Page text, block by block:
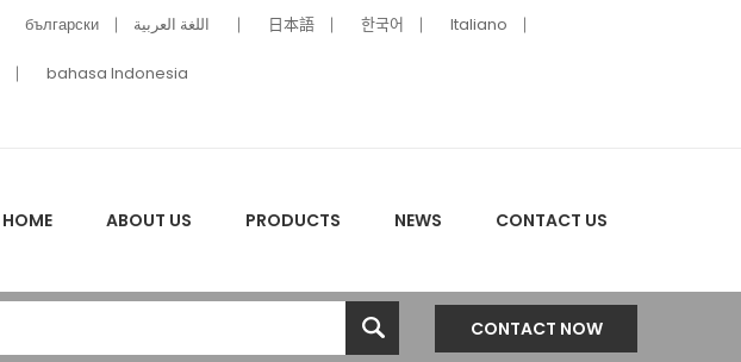
български اللغة العربية 日本語 한국어 Italiano
bahasa Indonesia
HOME ABOUT US PRODUCTS NEWS CONTACT US
CONTACT NOW